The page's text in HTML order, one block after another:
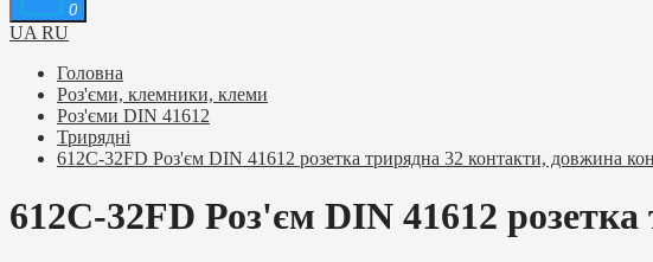
0
UA RU
Головна
Роз'єми, клемники, клеми
Роз'єми DIN 41612
Трирядні
612C-32FD Роз'єм DIN 41612 розетка трирядна 32 контакти, довжина
612C-32FD Роз'єм DIN 41612